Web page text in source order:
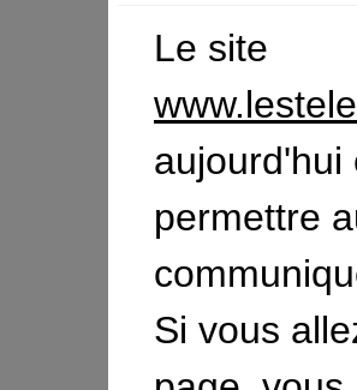
Le site
aujourd'hui
permettre
Si vous